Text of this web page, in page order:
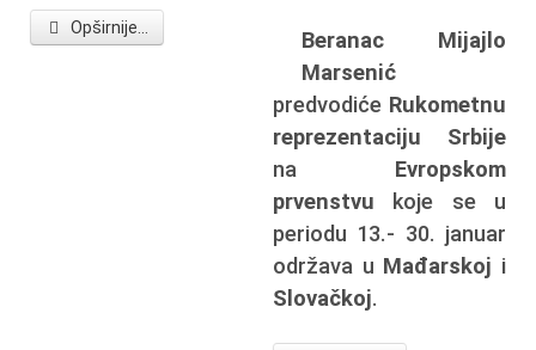
Opširnije...
Beranac Mijajlo
Marsenić
predvodiće Rukometnu
reprezentaciju Srbije
na Evropskom
prvenstvu koje se u
periodu 13.- 30. januar
održava u Mađarskoj i
Slovačkoj.